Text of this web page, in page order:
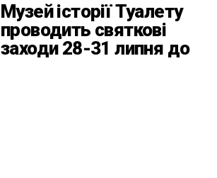
Музей історії Туалету
проводить святкові
заходи 28-31 липня до